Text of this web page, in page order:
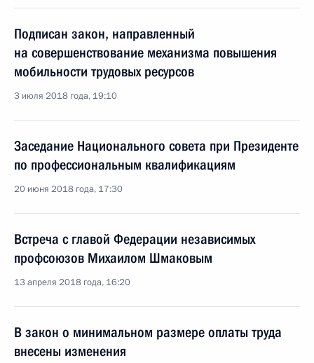
Подписан закон, направленный
на совершенствование механизма повышения
мобильности трудовых ресурсов
3 июля 2018 года, 19:10
Заседание Национального совета при Президенте
по профессиональным квалификациям
20 июня 2018 года, 17:30
Встреча с главой Федерации независимых
профсоюзов Михаилом Шмаковым
13 апреля 2018 года, 16:20
В закон о минимальном размере оплаты труда
внесены изменения